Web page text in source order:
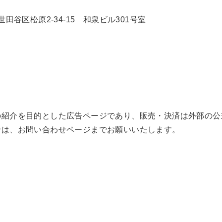
田谷区松原2-34-15 和泉ビル301号室
介を目的とした広告ページであり、販売・決済は外部の公
、お問い合わせページまでお願いいたします。